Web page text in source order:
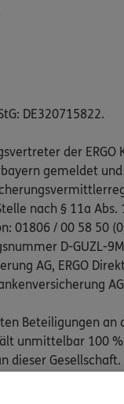
DE320715822.
der
gemeldet
nach § 11a Abs.
01806 / 00 58 50
D-GUZL-
AG, ERGO
Beteiligungen
unmittelbar 100
dieser Gesellschaft.